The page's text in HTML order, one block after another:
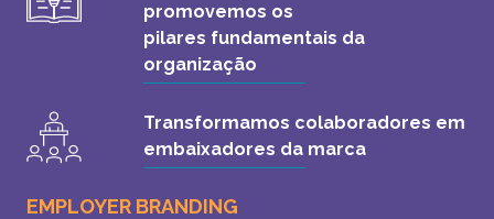
promovemos os
pilares fundamentais da
organização
Transformamos colaboradores em
embaixadores da marca
EMPLOYER BRANDING